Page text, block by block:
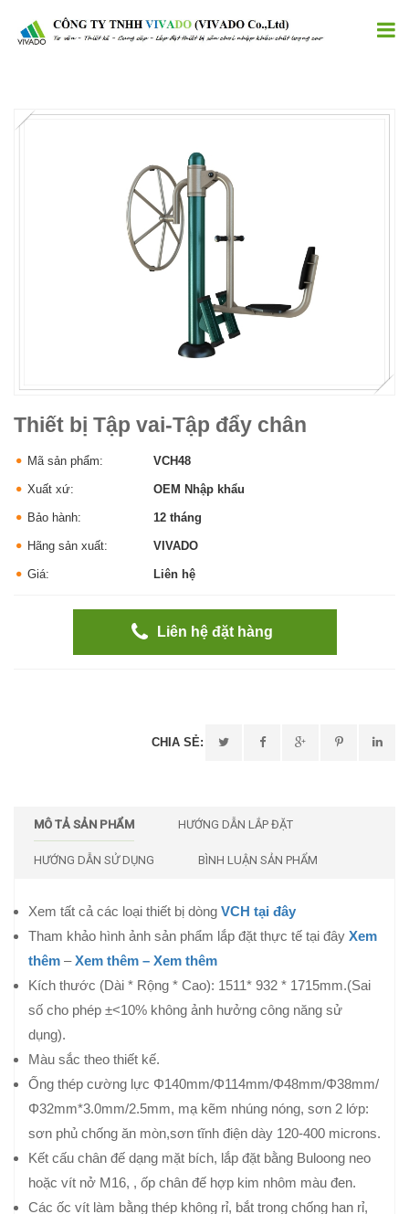
Thiết bị Tập vai-Tập đẩy chân
Mã sản phẩm: VCH48
Xuất xứ: OEM Nhập khẩu
Bảo hành: 12 tháng
Hãng sản xuất: VIVADO
Giá: Liên hệ
Liên hệ đặt hàng
CHIA SẺ:
MÔ TẢ SẢN PHẨM HƯỚNG DẪN LẮP ĐẶT
HƯỚNG DẪN SỬ DỤNG BÌNH LUẬN SẢN PHẨM
Xem tất cả các loại thiết bị dòng VCH tại đây
Tham khảo hình ảnh sản phẩm lắp đặt thực tế tại đây Xem
thêm –Xem thêm – Xem thêm
Kích thước (Dài * Rộng * Cao): 1511* 932 * 1715mm.(Sai
số cho phép ±<10% không ảnh hưởng công năng sử
dụng).
Màu sắc theo thiết kế.
Ống thép cường lực Φ140mm/Φ114mm/Φ48mm/Φ38mm/
Φ32mm*3.0mm/2.5mm, mạ kẽm nhúng nóng, sơn 2 lớp:
sơn phủ chống ăn mòn,sơn tĩnh điện dày 120-400 microns.
Kết cấu chân đế dạng mặt bích, lắp đặt bằng Buloong neo
hoặc vít nở M16, , ốp chân đế hợp kim nhôm màu đen.
Các ốc vít làm bằng thép không rỉ, bắt trong chống han rỉ,